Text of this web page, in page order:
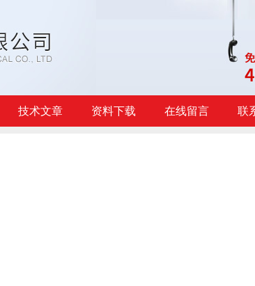
技术文章 资料下载 在线留言 联